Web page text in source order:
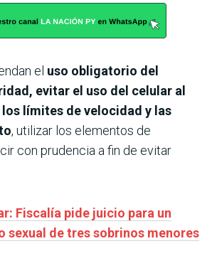
el uso obligatorio del
evitar el uso del celular al
límites de velocidad y las
, utilizar los elementos de
con prudencia a fin de evitar
Fiscalía pide juicio para un
sexual de tres sobrinos menores